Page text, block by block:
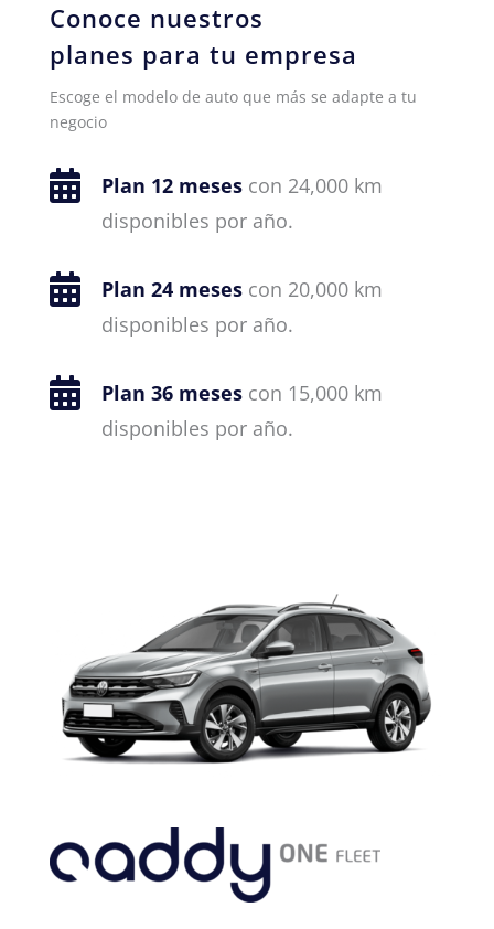
Conoce nuestros
planes para tu empresa
Escoge el modelo de auto que más se adapte a tu
negocio
 Plan 12 mesescon 24,000 km
disponibles por año.
 Plan 24 mesescon 20,000 km
disponibles por año.
 Plan 36 mesescon 15,000 km
disponibles por año.